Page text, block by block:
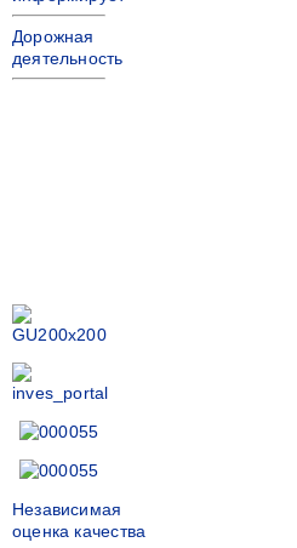
Дорожная
деятельность
Независимая
оценка качества